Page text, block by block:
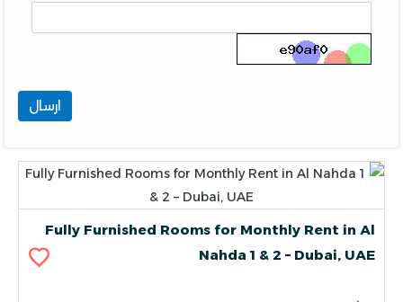
ارسال
Fully Furnished Rooms for Monthly Rent in Al
Nahda 1 & 2 – Dubai, UAE